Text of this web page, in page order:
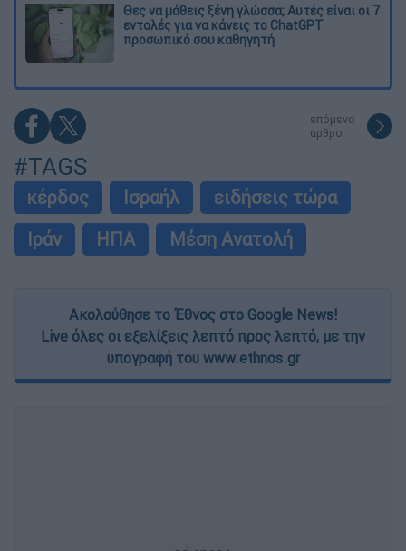
Θες να μάθεις ξένη γλώσσα; Αυτές είναι οι 7
εντολές για να κάνεις το ChatGPT
προσωπικό σου καθηγητή
επόμενο
άρθρο
#TAGS
κέρδος Ισραήλ
ειδήσεις τώρα
Ιράν
ΗΠΑ Μέση Ανατολή
Ακολούθησε το Έθνος στο Google News!
Live όλες οι εξελίξεις λεπτό προς λεπτό, με την
υπογραφή του www.ethnos.gr